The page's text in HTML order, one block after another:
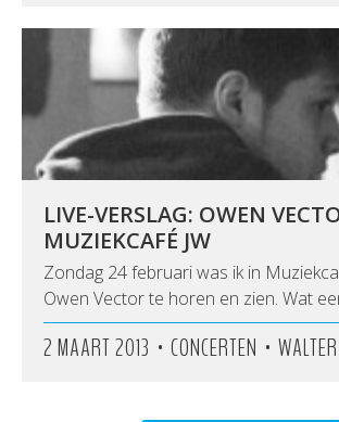
LIVE-VERSLAG: OWEN
MUZIEKCAFÉ JW
Zondag 24 februari was ik in
Owen Vector te horen en zien. Wat
2 MAART 2013 • CONCERTEN •